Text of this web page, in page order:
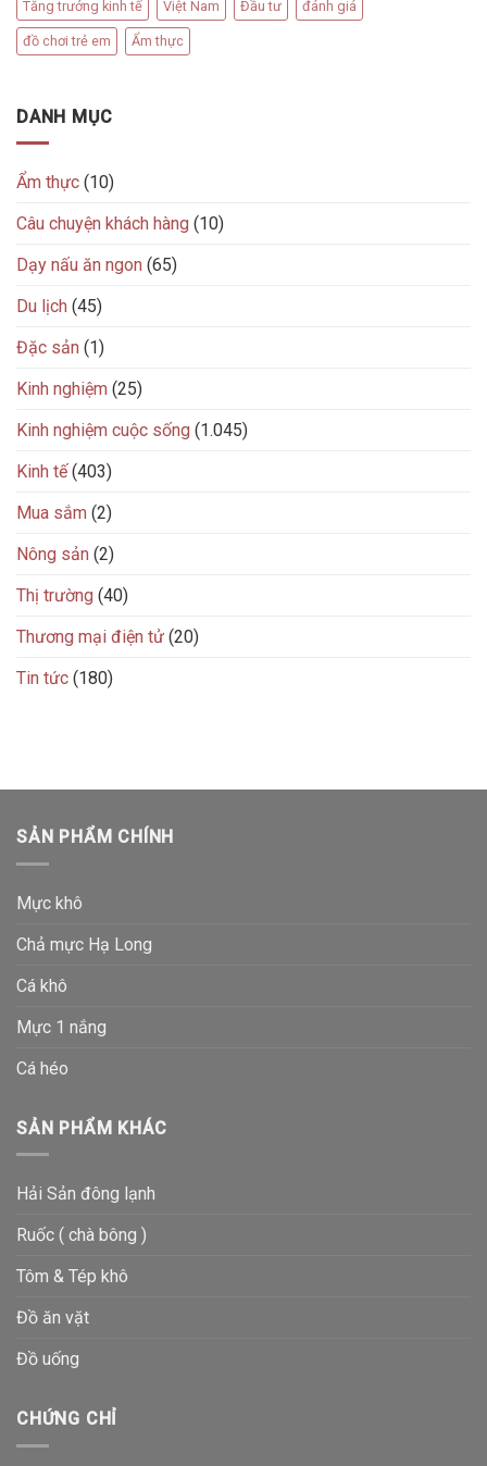
Tăng trưởng kinh tế Việt Nam Đầu tư đánh giá
đồ chơi trẻ em Ẩm thực
DANH MỤC
Ẩm thực (10)
Câu chuyện khách hàng (10)
Dạy nấu ăn ngon (65)
Du lịch (45)
Đặc sản (1)
Kinh nghiệm (25)
Kinh nghiệm cuộc sống (1.045)
Kinh tế(403)
Mua sắm (2)
Nông sản (2)
Thị trường (40)
Thương mại điện tử (20)
Tin tức (180)
SẢN PHẨM CHÍNH
Mực khô
Chả mực Hạ Long
Cá khô
Mực 1 nắng
Cá héo
SẢN PHẨM KHÁC
Hải Sản đông lạnh
Ruốc ( chà bông )
Tôm & Tép khô
Đồ ăn vặt
Đồ uống
CHỨNG CHỈ